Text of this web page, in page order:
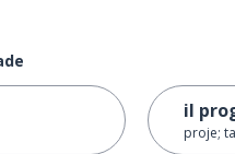
il
proje;